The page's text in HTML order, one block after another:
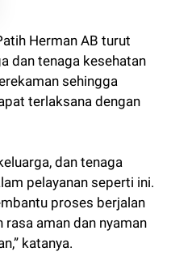
Herman AB turut
dan tenaga kesehatan
sehingga
terlaksana dengan
dan tenaga
pelayanan seperti ini.
proses berjalan
aman dan nyaman
katanya.